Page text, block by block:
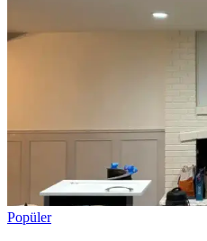
Popüler